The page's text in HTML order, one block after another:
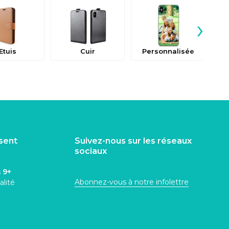
Cuir Personnalisée
›
9+
Suivez-nous sur les réseaux
sociaux
Abonnez-vous à notre infolettre